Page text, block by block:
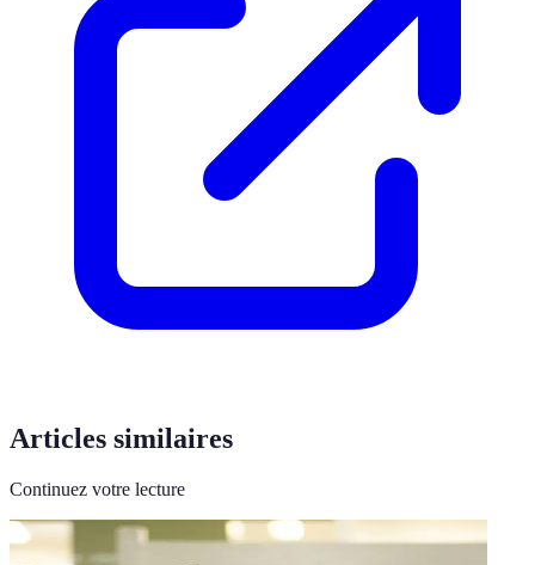
Articles similaires
Continuez votre lecture